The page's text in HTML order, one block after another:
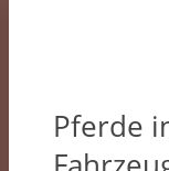
Pferde